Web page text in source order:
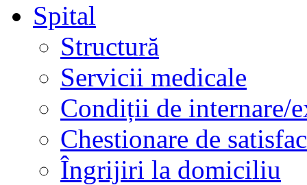
Spital
Structură
Servicii medicale
Condiții de internare/
Chestionare de
Îngrijiri la domiciliu